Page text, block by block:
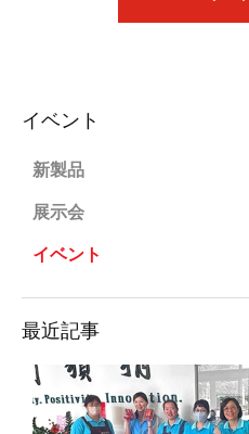
イベント
新製品
展示会
イベント
最近記事